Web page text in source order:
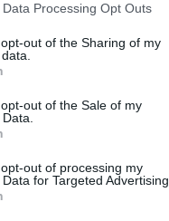
Data Processing Opt Outs
out of the Sharing of my
out of the Sale of my
out of processing my
for Targeted Advertising.